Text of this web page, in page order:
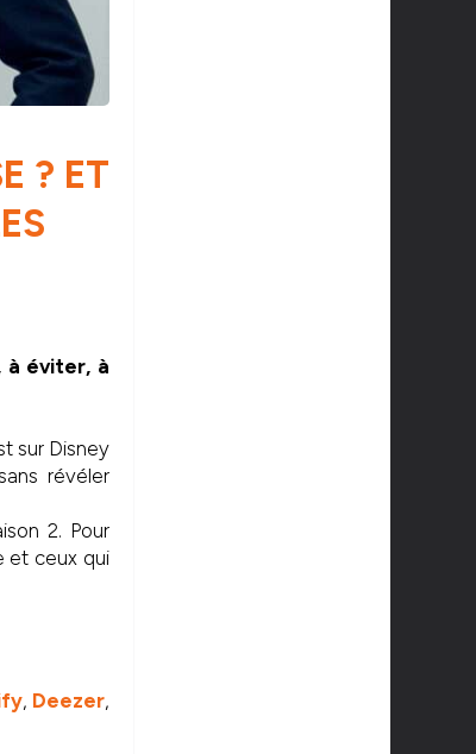
? ET
à éviter, à
sur Disney
révéler
2. Pour
et ceux qui
, Deezer,